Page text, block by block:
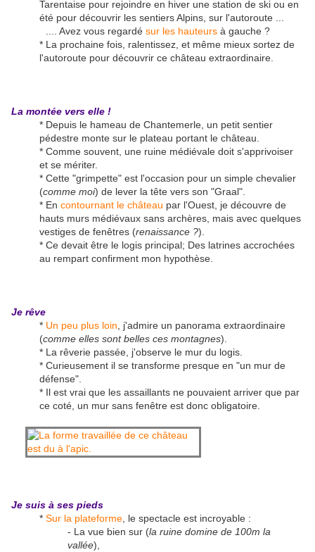
Tarentaise pour rejoindre en hiver une station de ski ou en
été pour découvrir les sentiers Alpins, sur l'autoroute ...
.... Avez vous regardé sur les hauteursà gauche ?
* La prochaine fois, ralentissez, et même mieux sortez de
l'autoroute pour découvrir ce château extraordinaire.
La montée vers elle !
* Depuis le hameau de Chantemerle, un petit sentier
pédestre monte sur le plateau portant le château.
* Comme souvent, une ruine médiévale doit s'apprivoiser
et se mériter.
* Cette "grimpette" est l'occasion pour un simple chevalier
(comme moi) de lever la tête vers son "Graal".
* En contournant le château par l'Ouest, je découvre de
hauts murs médiévaux sans archères, mais avec quelques
vestiges de fenêtres (renaissance ?).
* Ce devait être le logis principal; Des latrines accrochées
au rempart confirment mon hypothèse.
Je rêve
* Un peu plus loin , j'admire un panorama extraordinaire
(comme elles sont belles ces montagnes).
* La rêverie passée, j'observe le mur du logis.
* Curieusement il se transforme presque en "un mur de
défense".
* Il est vrai que les assaillants ne pouvaient arriver que par
ce coté, un mur sans fenêtre est donc obligatoire.
Je suis à ses pieds
* Sur la plateforme , le spectacle est incroyable :
- La vue bien sur (la ruine domine de 100m la
vallée),